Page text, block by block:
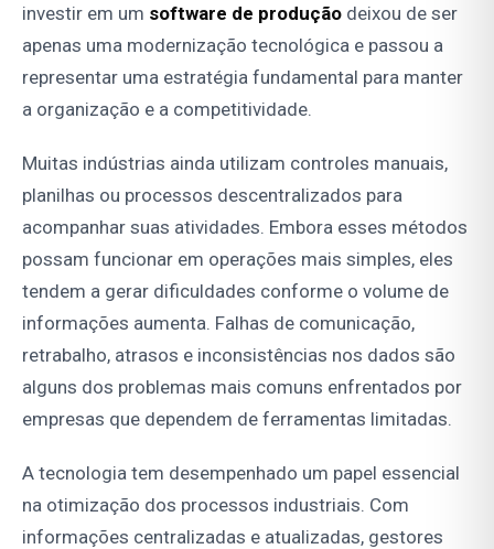
investir em um software de produção deixou de ser
apenas uma modernização tecnológica e passou a
representar uma estratégia fundamental para manter
a organização e a competitividade.
Muitas indústrias ainda utilizam controles manuais,
planilhas ou processos descentralizados para
acompanhar suas atividades. Embora esses métodos
possam funcionar em operações mais simples, eles
tendem a gerar dificuldades conforme o volume de
informações aumenta. Falhas de comunicação,
retrabalho, atrasos e inconsistências nos dados são
alguns dos problemas mais comuns enfrentados por
empresas que dependem de ferramentas limitadas.
A tecnologia tem desempenhado um papel essencial
na otimização dos processos industriais. Com
informações centralizadas e atualizadas, gestores